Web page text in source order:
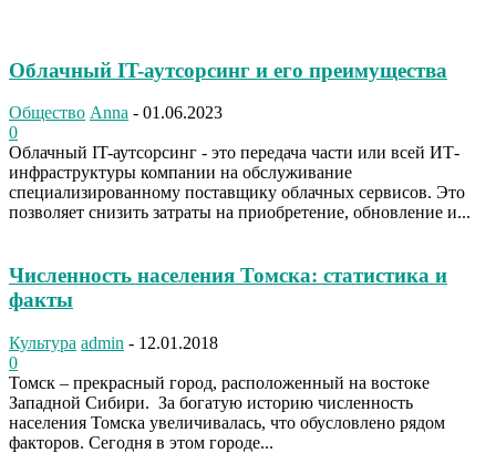
Облачный IT-аутсорсинг и его преимущества
Общество Anna - 01.06.2023
0
Облачный IT-аутсорсинг - это передача части или всей ИТ-
инфраструктуры компании на обслуживание
специализированному поставщику облачных сервисов. Это
позволяет снизить затраты на приобретение, обновление и...
Численность населения Томска: статистика и
факты
Культура admin - 12.01.2018
0
Томск – прекрасный город, расположенный на востоке
Западной Сибири. За богатую историю численность
населения Томска увеличивалась, что обусловлено рядом
факторов. Сегодня в этом городе...